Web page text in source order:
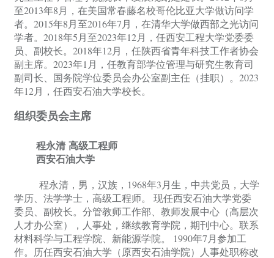
至2013年8月，在美国常春藤名校哥伦比亚大学做访问学
者。2015年8月至2016年7月，在清华大学做西部之光访问
学者。2018年5月至2023年12月，任西安工程大学党委委
员、副校长。2018年12月，任陕西省青年科技工作者协会
副主席。2023年1月，任教育部学位管理与研究生教育司
副司长、国务院学位委员会办公室副主任（挂职）。2023
年12月，任西安石油大学校长。
组织委员会主席
程永清 高级工程师
西安石油大学
程永清，男，汉族， 1968年3月生，中共党员，大学
学历、法学学士，高级工程师。 现任西安石油大学党委
委员、副校长。分管教师工作部、教师发展中心（高层次
人才办公室），人事处，继续教育学院，期刊中心。联系
材料科学与工程学院、新能源学院。 1990年7月参加工
作。历任西安石油大学（原西安石油学院）人事处职称改